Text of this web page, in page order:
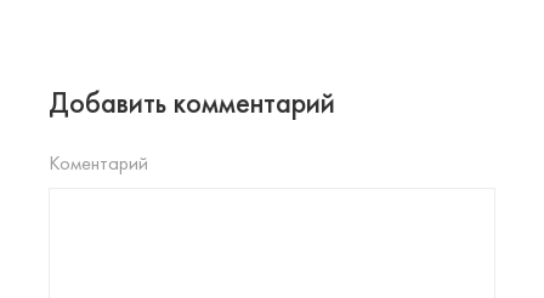
Добавить комментарий
Коментарий